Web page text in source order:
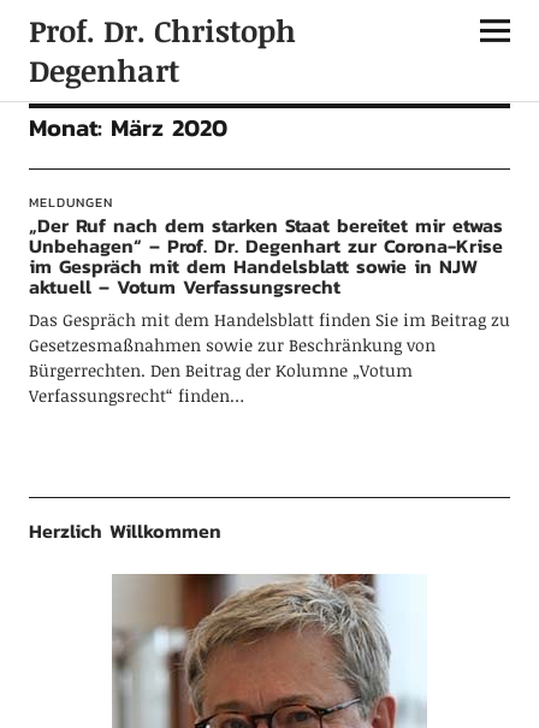
Prof. Dr. Christoph
Degenhart
Monat: März 2020
MELDUNGEN
„Der Ruf nach dem starken Staat bereitet mir etwas
Unbehagen“ – Prof. Dr. Degenhart zur Corona-Krise
im Gespräch mit dem Handelsblatt sowie in NJW
aktuell – Votum Verfassungsrecht
Das Gespräch mit dem Handelsblatt finden Sie im Beitrag zu
Gesetzesmaßnahmen sowie zur Beschränkung von
Bürgerrechten. Den Beitrag der Kolumne „Votum
Verfassungsrecht“ finden…
Herzlich Willkommen